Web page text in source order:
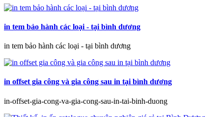
in tem bảo hành các loại - tại bình dương
in tem bảo hành các loại - tại bình dương
in offset gia công và gia công sau in tại bình dương
in-offset-gia-cong-va-gia-cong-sau-in-tai-binh-duong